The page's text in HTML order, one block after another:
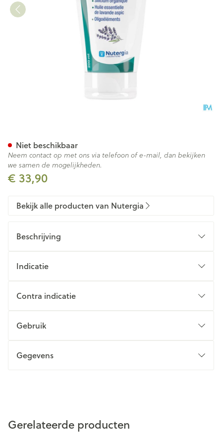
€ 33,90
Niet beschikbaar
Neem contact op met ons via telefoon of e-mail, dan bekijken
we samen de mogelijkheden.
Bekijk alle producten van Nutergia
Beschrijving
Indicatie
Contra indicatie
Gebruik
Gegevens
Gerelateerde producten